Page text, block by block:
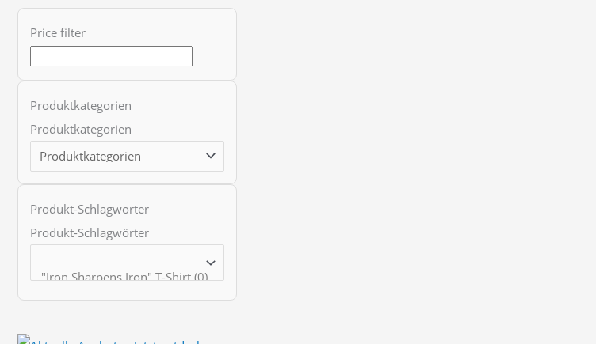
u
s
Price filter
Produktkategorien
Produktkategorien
Produkt-Schlagwörter
Produkt-Schlagwörter